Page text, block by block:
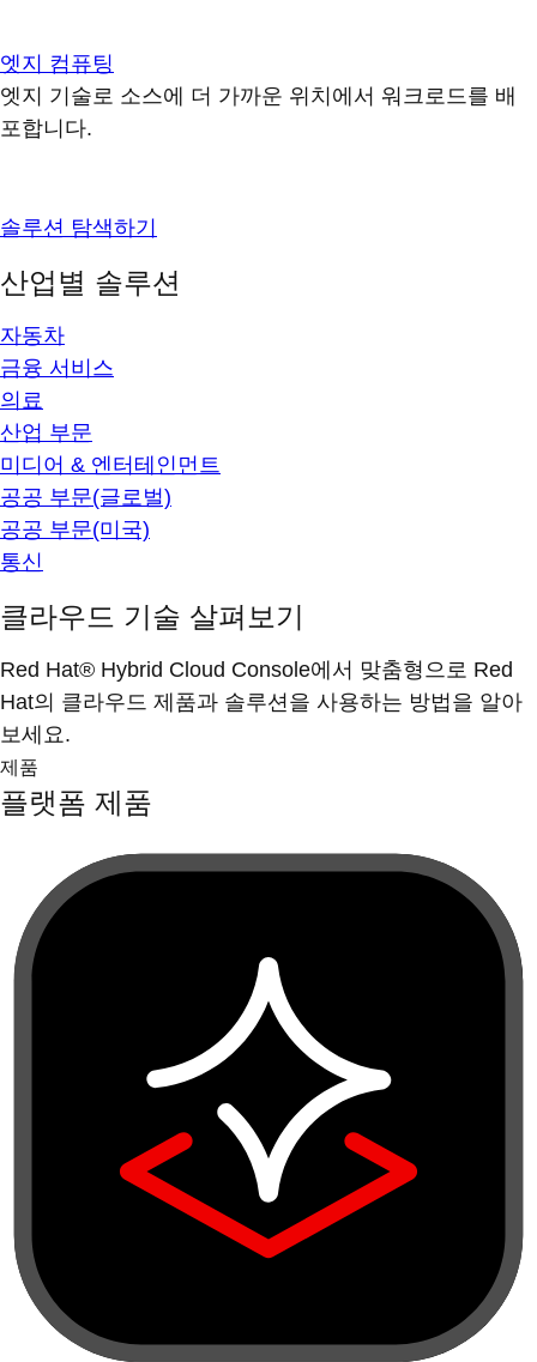
엣지 컴퓨팅
엣지 기술로 소스에 더 가까운 위치에서 워크로드를 배
포합니다.
솔루션 탐색하기
산업별 솔루션
자동차
금융 서비스
의료
산업 부문
미디어 & 엔터테인먼트
공공 부문(글로벌)
공공 부문(미국)
통신
클라우드 기술 살펴보기
Red Hat® Hybrid Cloud Console에서 맞춤형으로 Red
Hat의 클라우드 제품과 솔루션을 사용하는 방법을 알아
보세요.
제품
플랫폼 제품